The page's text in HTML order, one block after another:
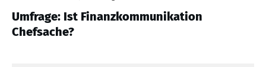
Umfrage: Ist Finanzkommunikation
Chefsache?